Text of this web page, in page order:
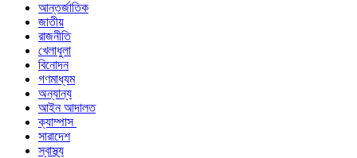
আন্তর্জাতিক
জাতীয়
রাজনীতি
খেলাধুলা
বিনোদন
গণমাধ্যম
অন্যান্য
আইন আদালত
ক্যাম্পাস
সারাদেশ
স্বাস্থ্য